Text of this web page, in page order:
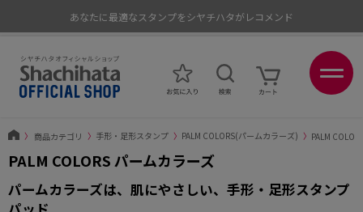
あなたに最適なスタンプをシヤチハタがレコメンド
〉 商品カテゴリ 〉 手形・足形スタンプ 〉 PALM COLORS(パームカラーズ) 〉 PALM
PALM COLORS パームカラーズ
パームカラーズは、肌にやさしい、手形・足形スタンプ